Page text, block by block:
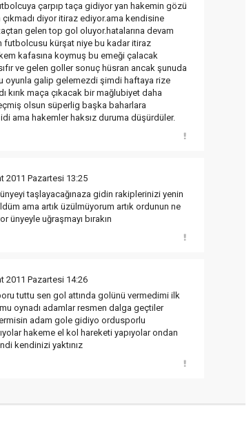
çarpıp taça gidiyor yan hakemin gözü
diyor itiraz ediyor.ama kendisine
taçtan gelen top gol oluyor.hatalarına devam
futbolcusu kürşat niye bu kadar itiraz
kafasına koymuş bu emeği çalacak
ve gelen goller sonuç hüsran ancak şunuda
oyunla galip gelemezdi şimdi haftaya rize
kırık maça çıkacak bir mağlubiyet daha
olsun süperlig başka baharlara
idi ama hakemler haksız duruma düşürdüler.
2011 Pazartesi 13:25
taşlayacağınaza gidin rakiplerinizi yenin
ama artık üzülmüyorum artık ordunun ne
ünyeyle uğraşmayı bırakın
2011 Pazartesi 14:26
tuttu sen gol attında golünü vermedimi ilk
oynadı adamlar resmen dalga geçtiler
adam gole gidiyo ordusporlu
hakeme el kol hareketi yapıyolar ondan
kendinizi yaktınız